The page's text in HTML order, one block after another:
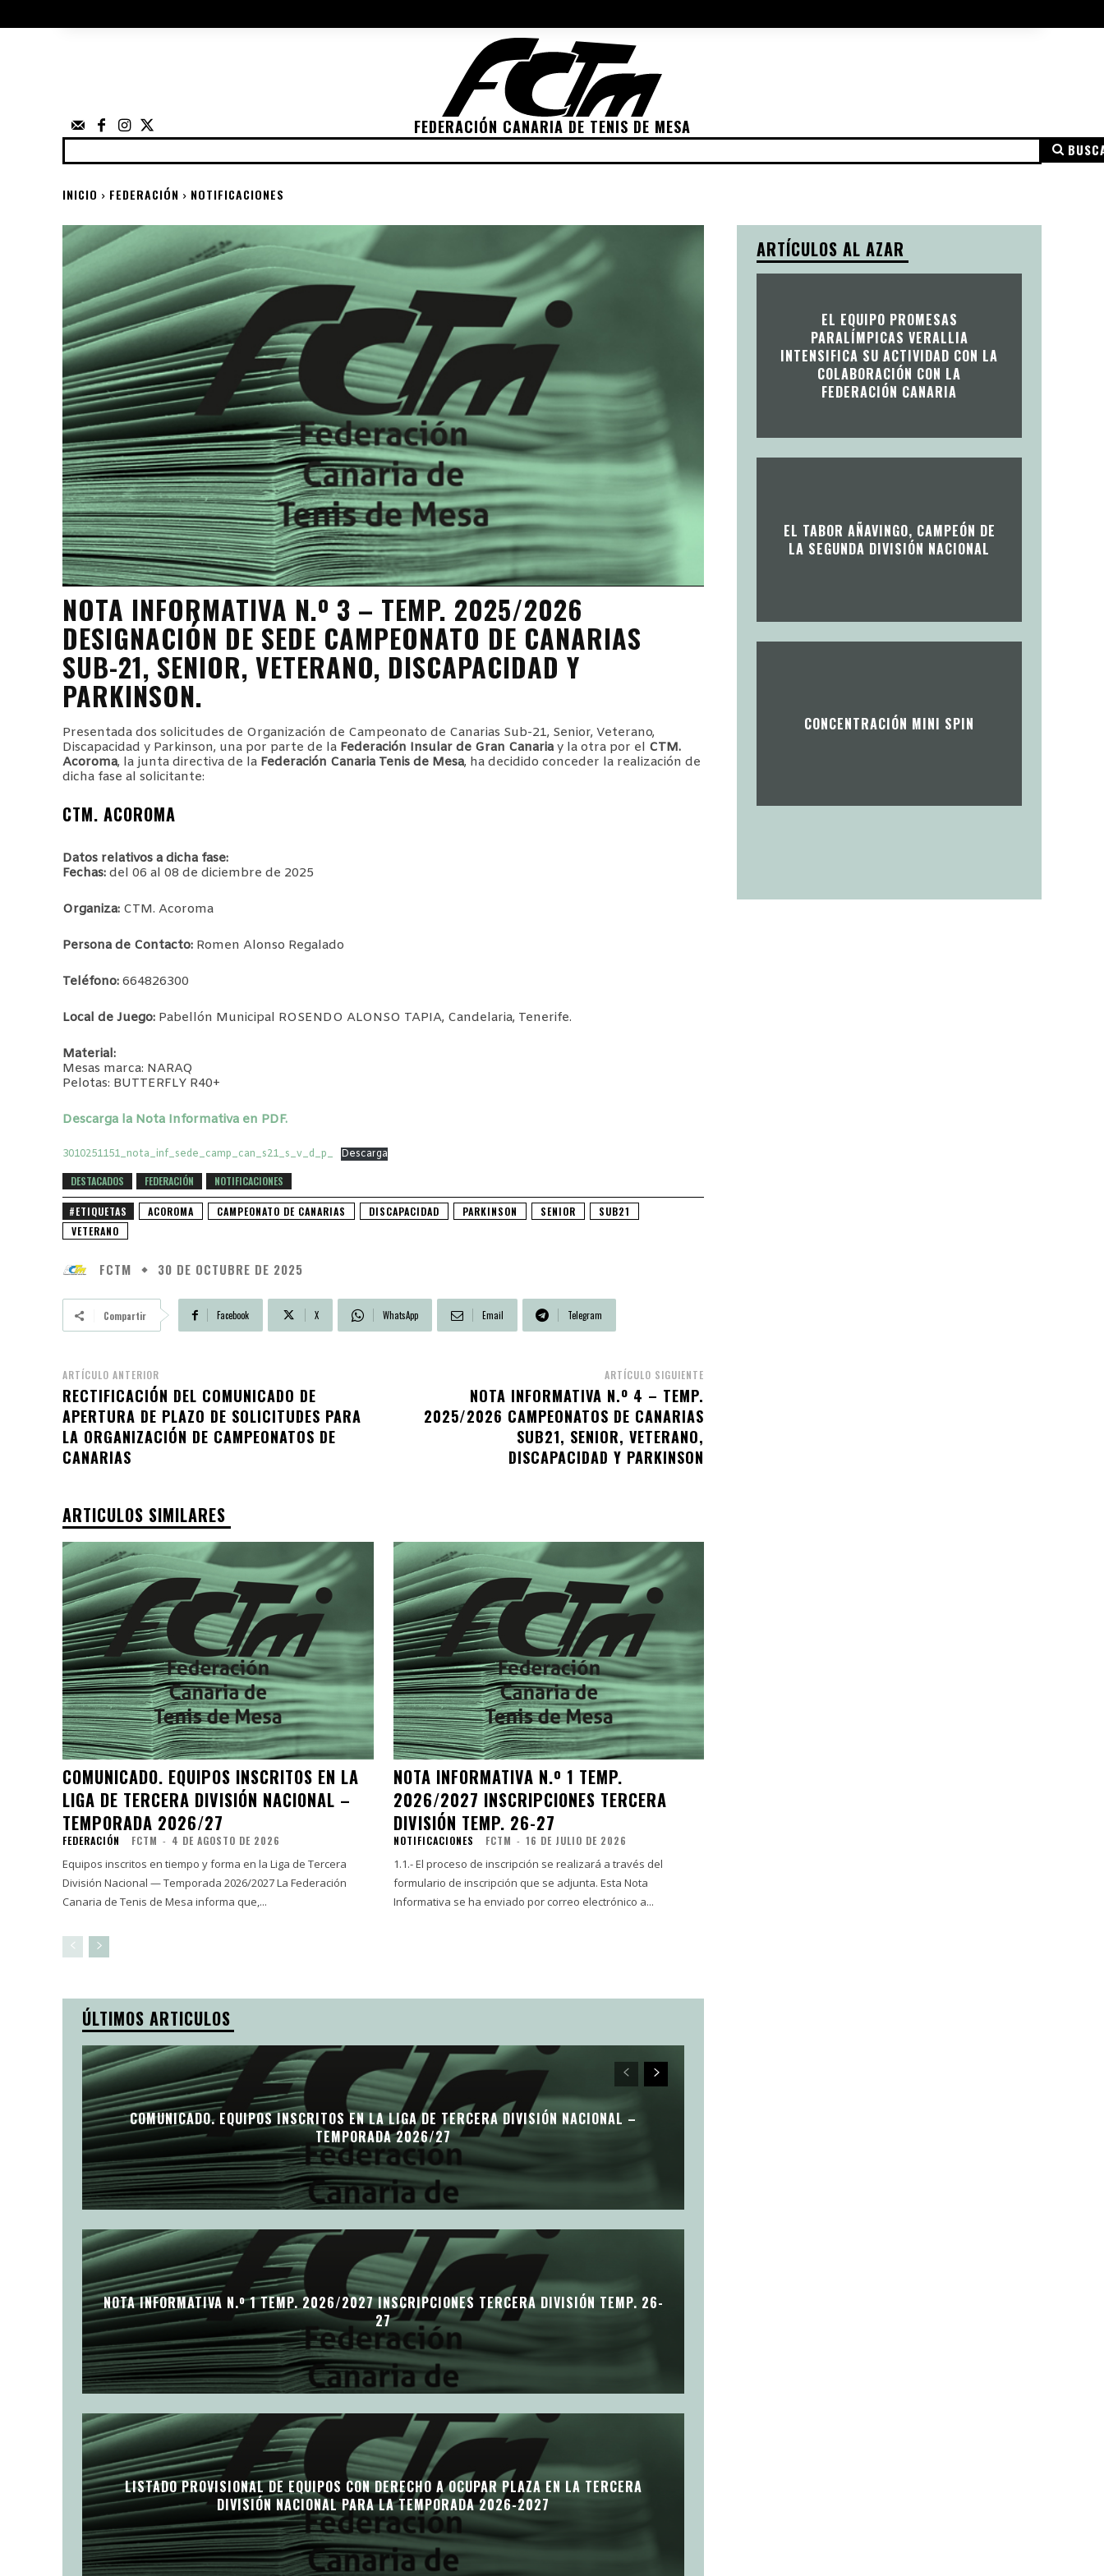
FEDERACIÓN CANARIA DE TENIS DE MESA
POLÍTICA DE PRIVACIDAD
INICIO FEDERACIÓN NOTIFICACIONES
NOTA INFORMATIVA N.º 3 – TEMP. 2025/2026
DESIGNACIÓN DE SEDE CAMPEONATO DE CANARIAS
SUB-21, SENIOR, VETERANO, DISCAPACIDAD Y
PARKINSON.
Presentada dos solicitudes de Organización de Campeonato de Canarias Sub-21, Senior, Veterano,
Discapacidad y Parkinson, una por parte de la Federación Insular de Gran Canaria y la otra por el CTM.
Acoroma, la junta directiva de la Federación Canaria Tenis de Mesa, ha decidido conceder la realización de
dicha fase al solicitante:
CTM. ACOROMA
Datos relativos a dicha fase:
Fechas: del 06 al 08 de diciembre de 2025
Organiza: CTM. Acoroma
Persona de Contacto: Romen Alonso Regalado
Teléfono: 664826300
Local de Juego: Pabellón Municipal ROSENDO ALONSO TAPIA, Candelaria, Tenerife.
Material:
Mesas marca: NARAQ
Pelotas: BUTTERFLY R40+
Descarga la Nota Informativa en PDF.
3010251151_nota_inf_sede_camp_can_s21_s_v_d_p_ Descarga
DESTACADOS FEDERACIÓN NOTIFICACIONES
#ETIQUETAS ACOROMA CAMPEONATO DE CANARIAS DISCAPACIDAD PARKINSON SENIOR
SUB21
VETERANO
FCTM 30 DE OCTUBRE DE 2025
Compartir Facebook X WhatsApp Email Telegram
ARTÍCULO ANTERIOR
RECTIFICACIÓN DEL COMUNICADO DE
APERTURA DE PLAZO DE SOLICITUDES PARA
LA ORGANIZACIÓN DE CAMPEONATOS DE
CANARIAS
ARTÍCULO SIGUIENTE
NOTA INFORMATIVA N.º 4 – TEMP.
2025/2026 CAMPEONATOS DE CANARIAS
SUB21, SENIOR, VETERANO,
DISCAPACIDAD Y PARKINSON
ARTICULOS SIMILARES
COMUNICADO. EQUIPOS INSCRITOS EN LA
LIGA DE TERCERA DIVISIÓN NACIONAL –
TEMPORADA 2026/27
FEDERACIÓN FCTM - 4 DE AGOSTO DE 2026
Equipos inscritos en tiempo y forma en la Liga de Tercera
División Nacional — Temporada 2026/2027 La Federación
Canaria de Tenis de Mesa informa que,...
NOTA INFORMATIVA N.º 1 TEMP.
2026/2027 INSCRIPCIONES TERCERA
DIVISIÓN TEMP. 26-27
NOTIFICACIONES FCTM - 16 DE JULIO DE 2026
1.1.- El proceso de inscripción se realizará a través del
formulario de inscripción que se adjunta. Esta Nota
Informativa se ha enviado por correo electrónico a...
ÚLTIMOS ARTICULOS
COMUNICADO. EQUIPOS INSCRITOS EN LA LIGA DE TERCERA DIVISIÓN NACIONAL –
TEMPORADA 2026/27
NOTA INFORMATIVA N.º 1 TEMP. 2026/2027 INSCRIPCIONES TERCERA DIVISIÓN TEMP. 26-
27
LISTADO PROVISIONAL DE EQUIPOS CON DERECHO A OCUPAR PLAZA EN LA TERCERA
DIVISIÓN NACIONAL PARA LA TEMPORADA 2026-2027
ARTÍCULOS AL AZAR
EL EQUIPO PROMESAS
PARALÍMPICAS VERALLIA
INTENSIFICA SU ACTIVIDAD CON LA
COLABORACIÓN CON LA
FEDERACIÓN CANARIA
EL TABOR AÑAVINGO, CAMPEÓN DE
LA SEGUNDA DIVISIÓN NACIONAL
CONCENTRACIÓN MINI SPIN